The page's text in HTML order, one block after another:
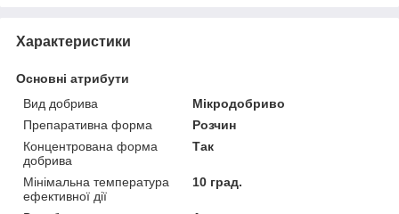
Характеристики
Основні атрибути
Вид добрива
Мікродобриво
Препаративна форма
Розчин
Концентрована форма
добрива
Так
Мінімальна температура
ефективної дії
10 град.